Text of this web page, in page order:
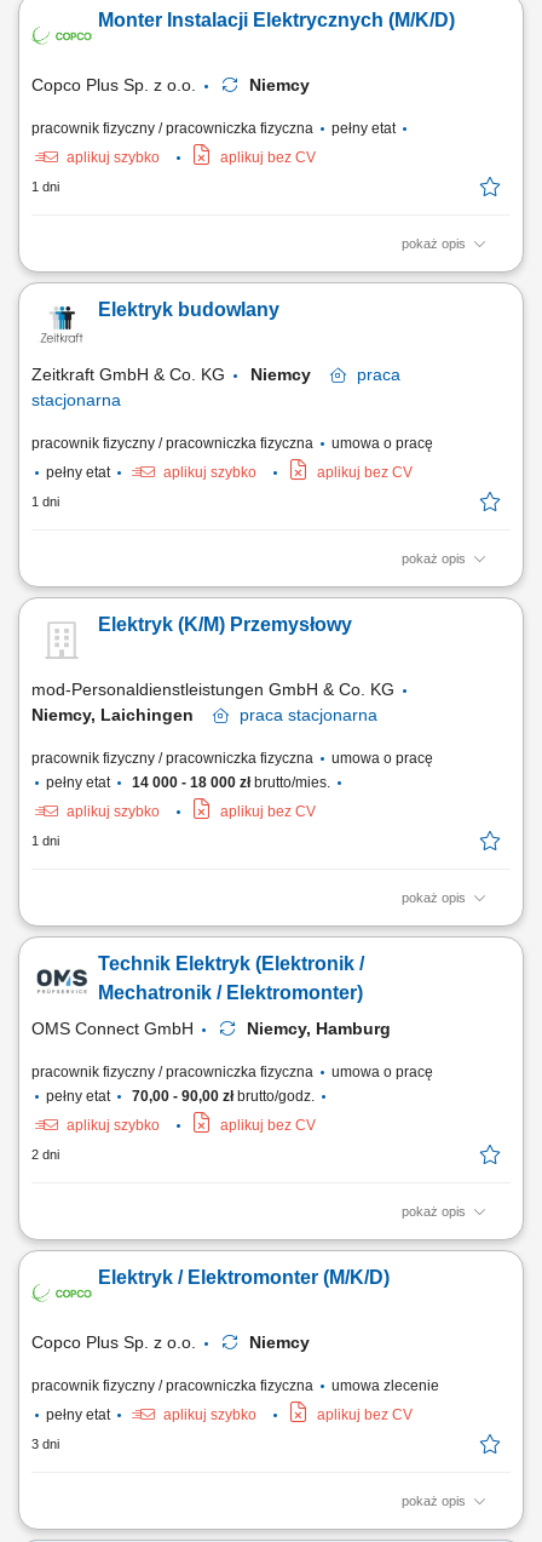
wykonywanie połączeń elektrycznych i tras kablowych; montaż i
okablowanie szaf sterowniczych; prace z zakresu elektryki
Monter Instalacji Elektrycznych (M/K/D)
Copco Plus Sp. z o.o. Niemcy
pracownik fizyczny / pracowniczka fizyczna
pełny etat
aplikuj szybko
aplikuj bez CV
1 dni
pokaż opis
Obowiązki: Montaż instalacji elektrycznych w różnych obiektach;
Elektryk budowlany
Zeitkraft GmbH & Co. KG Niemcy
praca
stacjonarna
pracownik fizyczny / pracowniczka fizyczna
umowa o pracę
pełny etat
aplikuj szybko aplikuj bez CV
1 dni
pokaż opis
Zakres obowiązków: Montaż i modernizacja elektrycznych instalacji
Elektryk (K/M) Przemysłowy
mod-Personaldienstleistungen GmbH & Co. KG
Niemcy, Laichingen
praca stacjonarna
pracownik fizyczny / pracowniczka fizyczna
umowa o pracę
pełny etat
14 000 - 18 000 złbrutto/mies.
aplikuj szybko
aplikuj bez CV
1 dni
pokaż opis
Realizacja montażu i uruchamiania przemysłowych instalacji
sterowniczych oraz rozdzielni elektrycznych zgodnie z
dokumentacją.Układanie i podłączanie tras kablowych oraz
Technik Elektryk (Elektronik /
Mechatronik / Elektromonter)
OMS Connect GmbH Niemcy, Hamburg
pracownik fizyczny / pracowniczka fizyczna
umowa o pracę
pełny etat
70,00 - 90,00 złbrutto/godz.
aplikuj szybko
aplikuj bez CV
2 dni
pokaż opis
Twoje zadania jako Technik Elektryk/ Elektronik/ Mechatronik/
kable; Wykonywanie podstawowych pomiarów przy użyciu miernika;
Dojazd do klienta z biura firmy samochodem służbowym; Twoje
Elektryk / Elektromonter (M/K/D)
Copco Plus Sp. z o.o. Niemcy
pracownik fizyczny / pracowniczka fizyczna
umowa zlecenie
pełny etat
aplikuj szybko aplikuj bez CV
3 dni
pokaż opis
Obowiązki: Montaż instalacji elektrycznych w obiektach przemysłowych